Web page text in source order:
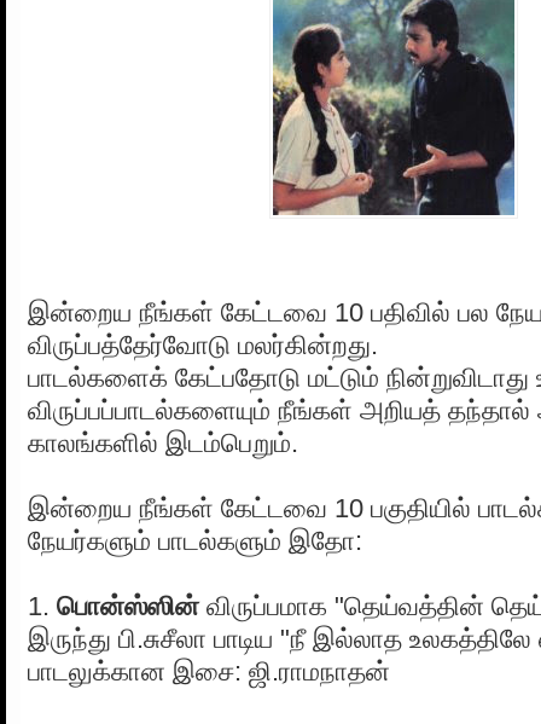
இன்றைய நீங்கள் கேட்டவை 10 பதிவில் பல
விருப்பத்தேர்வோடு மலர்கின்றது.
பாடல்களைக் கேட்பதோடு மட்டும்
விருப்பப்பாடல்களையும் நீங்கள் அறியத்
காலங்களில் இடம்பெறும்.
இன்றைய நீங்கள் கேட்டவை 10 பகுதியில்
நேயர்களும் பாடல்களும் இதோ:
1. பொன்ஸ்ஸின்விருப்பமாக "தெய்வத்தின்
இருந்து பி.சுசீலா பாடிய "நீ இல்லாத
பாடலுக்கான இசை: ஜி.ராமநாதன்